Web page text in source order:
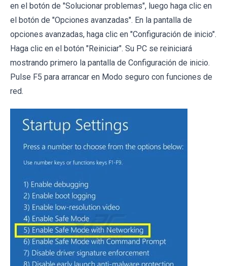
en el botón de "Solucionar problemas", luego haga clic en
el botón de "Opciones avanzadas". En la pantalla de
opciones avanzadas, haga clic en "Configuración de inicio".
Haga clic en el botón "Reiniciar". Su PC se reiniciará
mostrando primero la pantalla de Configuración de inicio.
Pulse F5 para arrancar en Modo seguro con funciones de
red.